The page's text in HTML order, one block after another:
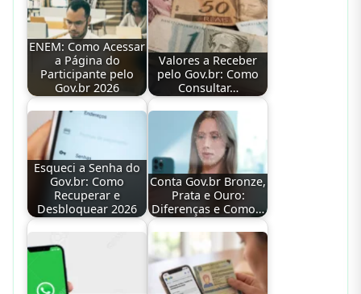
ENEM: Como Acessar
a Página do
Participante pelo
Gov.br 2026
Valores a Receber
pelo Gov.br: Como
Consultar…
Esqueci a Senha do
Gov.br: Como
Recuperar e
Desbloquear 2026
Conta Gov.br Bronze,
Prata e Ouro:
Diferenças e Como…